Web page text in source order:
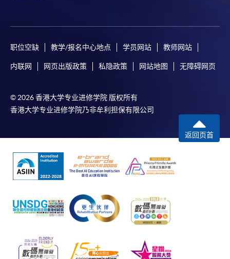
职位空缺 教学/报名中心地点 学员网站 教师网站
内联网 网页出版政策 私隐政策 网站地图 无障碍网页
© 2026 香港大学专业进修学院 版权所有
香港大学专业进修学院乃非牟利担保有限公司
返回页首